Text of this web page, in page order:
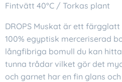
Fintvätt 40°C / Torkas plant
DROPS Muskat är ett
100% egyptisk merceriserad
långfibriga bomull du kan
tunna trådar vilket gör det
och garnet har en fin glans